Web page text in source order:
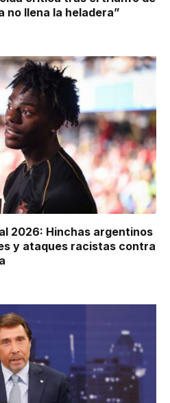
no llena la heladera”
2026: Hinchas argentinos
y ataques racistas contra